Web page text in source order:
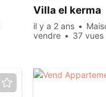
Villa el kerma
il y a 2 ans
vendre
37 vues